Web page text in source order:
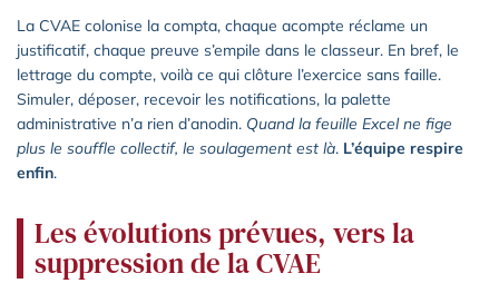
La CVAE colonise la compta, chaque acompte réclame un
justificatif, chaque preuve s’empile dans le classeur. En bref, le
lettrage du compte, voilà ce qui clôture l’exercice sans faille.
Simuler, déposer, recevoir les notifications, la palette
administrative n’a rien d’anodin. Quand la feuille Excel ne fige
plus le souffle collectif, le soulagement est là. L’équipe respire
enfin.
Les évolutions prévues, vers la
suppression de la CVAE